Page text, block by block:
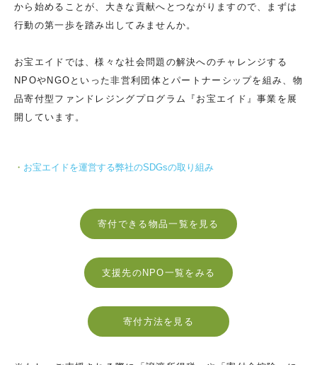
から始めることが、大きな貢献へとつながりますので、まずは
行動の第一歩を踏み出してみませんか。
お宝エイドでは、様々な社会問題の解決へのチャレンジする
NPOやNGOといった非営利団体とパートナーシップを組み、物
品寄付型ファンドレジングプログラム『お宝エイド』事業を展
開しています。
お宝エイドを運営する弊社のSDGsの取り組み
寄付できる物品一覧を見る
支援先のNPO一覧をみる
寄付方法を見る